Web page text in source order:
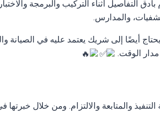
التفاصيل أثناء التركيب والبرمجة
والمدارس.
أيضًا إلى شريك يعتمد عليه في الصيانة
الوقت.
والمتابعة والالتزام. ومن خلال خبرتها